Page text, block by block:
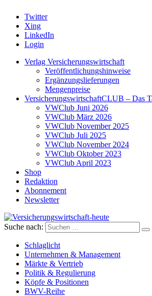
Twitter
Xing
LinkedIn
Login
Verlag Versicherungswirtschaft
Veröffentlichungshinweise
Ergänzungslieferungen
Mengenpreise
VersicherungswirtschaftCLUB – Das
VWClub Juni 2026
VWClub März 2026
VWClub November 2025
VWClub Juli 2025
VWClub November 2024
VWClub Oktober 2023
VWClub April 2023
Shop
Redaktion
Abonnement
Newsletter
Versicherungswirtschaft-heute
Suche nach:
Schlaglicht
Unternehmen & Management
Märkte & Vertrieb
Politik & Regulierung
Köpfe & Positionen
BWV-Reihe